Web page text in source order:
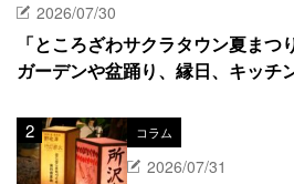
2026/07/30
「ところざわサクラタウン夏ま
ガーデンや盆踊り、縁日、キッチ
コラム
2026/07/31